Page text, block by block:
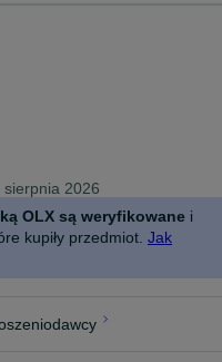
2026
OLX są weryfikowane i
kupiły przedmiot. Jak